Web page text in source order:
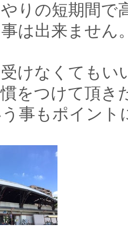
りの短期間で
は出来ません
けなくてもい
をつけて頂き
事もポイント